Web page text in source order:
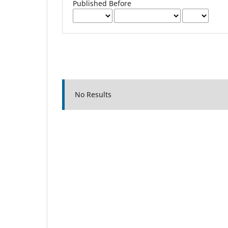
Published Before
No Results